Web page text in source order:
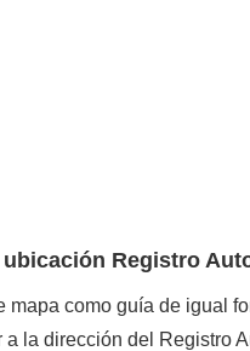
ubicación Registro
mapa como guía de igual
a la dirección del Registro